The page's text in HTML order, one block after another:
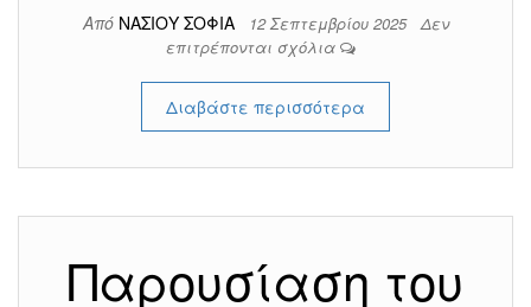
Από ΝΑΣΙΟΥ ΣΟΦΙΑ 12 Σεπτεμβρίου 2025 Δεν
επιτρέπονται σχόλια
Διαβάστε περισσότερα
Παρουσίαση του